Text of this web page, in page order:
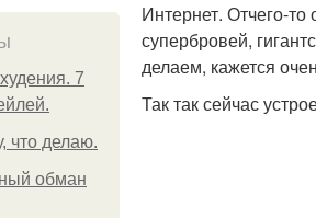
7
что делаю.
обман
Интернет. Отчего-то
супербровей,
делаем, кажется
Так так сейчас